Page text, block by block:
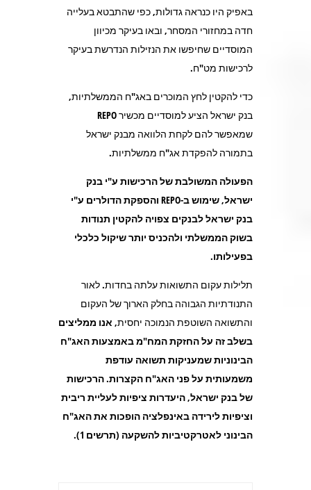
באפיק היו כנראה גדולות, כפי שהתבטא בעלייה
חדה במחזורי המסחר, ובאו בעיקר מכיוון
המוסדיים שחיפשו את הנזילות הנדרשת בעיקר
לרכישות מט"ח.
כדי להקטין לחץ המוכרים באג"ח הממשלתיות,
בנק ישראל הציע למוסדיים מכשיר REPO
שמאפשר להם לקחת הלוואה מבנק ישראל
בתמורה להפקדת אג"ח ממשלתיות.
הפעולה המשולבת של הרכישות ע"י בנק
ישראל, שימוש ב-
REPO והספקת הדולרים ע"י
בנק ישראל לבנקים צפויה להקטין תנודות
בשוק הממשלתי ולהכניס יותר שיקול כלכלי
בפעילותו.
תלילות עקום התשואות עלתה בחדות. לאור
התנודתיות הגבוהה בחלק הארוך של העקום
והתשואה השוטפת הנמוכה יחסית, אנו ממליצים
בשלב זה על החזקת המח"מ באמצעות האג"ח
הבינוניות שמעניקות תשואה עודפת
משמעותית על פני האג"ח הקצרות. הרכישות
של בנק ישראל, היעדרות ציפיות לעליית ריבית
וציפיות לירידה באינפלציה הופכות את האג"ח
הבינוני לאטרקטיביות להשקעה (תרשים 1).